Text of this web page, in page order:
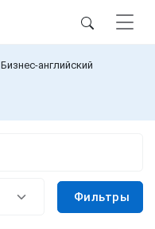
Бизнес-английский
Фильтры